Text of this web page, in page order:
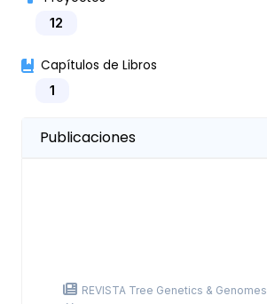
12
Capítulos de Libros
1
Publicaciones
REVISTA Tree Genetics & Genomes